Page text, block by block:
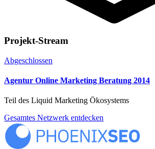
Projekt-Stream
Abgeschlossen
Agentur Online Marketing Beratung 2014
Teil des Liquid Marketing Ökosystems
Gesamtes Netzwerk entdecken